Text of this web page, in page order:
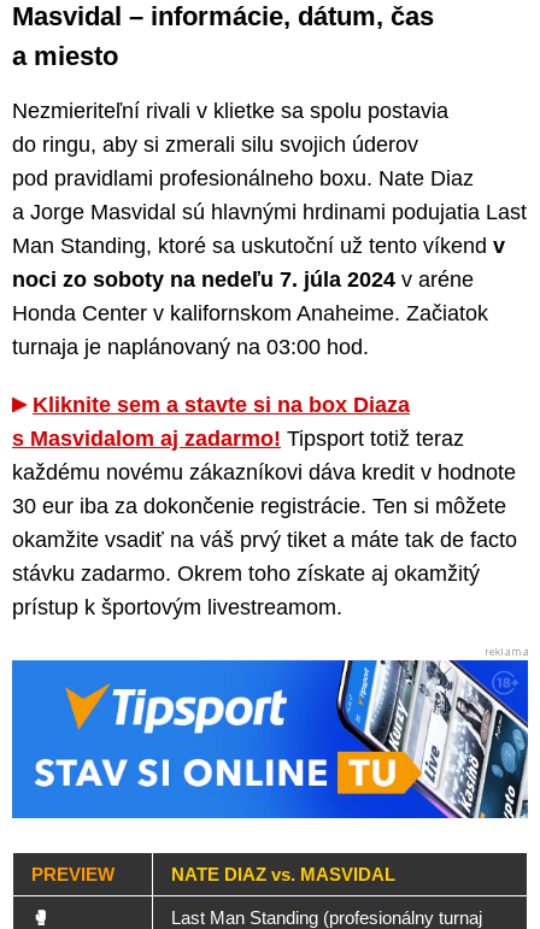
Masvidal – informácie, dátum, čas
a miesto
Nezmieriteľní rivali v klietke sa spolu postavia
do ringu, aby si zmerali silu svojich úderov
pod pravidlami profesionálneho boxu. Nate Diaz
a Jorge Masvidal sú hlavnými hrdinami podujatia Last
Man Standing, ktoré sa uskutoční už tento víkend v
noci zo soboty na nedeľu 7. júla 2024 v aréne
Honda Center v kalifornskom Anaheime. Začiatok
turnaja je naplánovaný na 03:00 hod.
Kliknite sem a stavte si na box Diaza
s Masvidalom aj zadarmo! Tipsport totiž teraz
každému novému zákazníkovi dáva kredit v hodnote
30 eur iba za dokončenie registrácie. Ten si môžete
okamžite vsadiť na váš prvý tiket a máte tak de facto
stávku zadarmo. Okrem toho získate aj okamžitý
prístup k športovým livestreamom.
PREVIEW NATE DIAZ vs. MASVIDAL
🥊️
Last Man Standing (profesionálny turnaj